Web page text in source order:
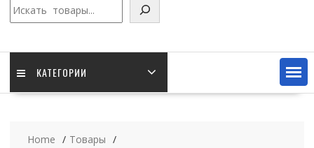
КАТЕГОРИИ
Home
Товары